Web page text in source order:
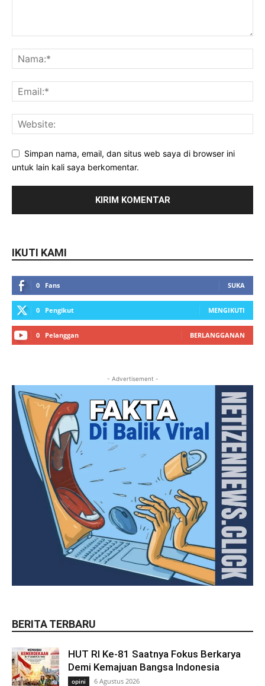
Simpan nama, email, dan situs web saya di browser ini
untuk lain kali saya berkomentar.
IKUTI KAMI
0 Fans SUKA
0 Pengikut MENGIKUTI
0 Pelanggan BERLANGGANAN
- Advertisement -
BERITA TERBARU
HUT RI Ke-81 Saatnya Fokus Berkarya
Demi Kemajuan Bangsa Indonesia
opini 6 Agustus 2026